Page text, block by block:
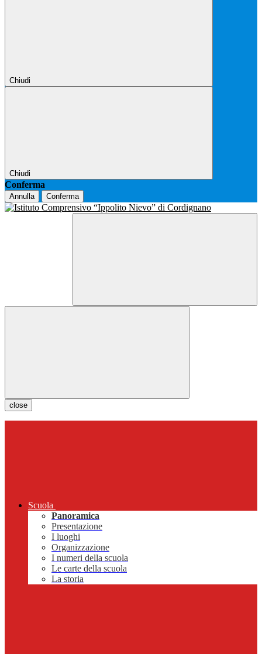
Chiudi
Chiudi
Conferma
Annulla Conferma
close
Scuola
Panoramica
Presentazione
I luoghi
Organizzazione
I numeri della scuola
Le carte della scuola
La storia